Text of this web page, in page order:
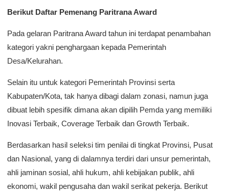
Berikut Daftar Pemenang Paritrana Award
Pada gelaran Paritrana Award tahun ini terdapat penambahan
kategori yakni penghargaan kepada Pemerintah
Desa/Kelurahan.
Selain itu untuk kategori Pemerintah Provinsi serta
Kabupaten/Kota, tak hanya dibagi dalam zonasi, namun juga
dibuat lebih spesifik dimana akan dipilih Pemda yang memiliki
Inovasi Terbaik, Coverage Terbaik dan Growth Terbaik.
Berdasarkan hasil seleksi tim penilai di tingkat Provinsi, Pusat
dan Nasional, yang di dalamnya terdiri dari unsur pemerintah,
ahli jaminan sosial, ahli hukum, ahli kebijakan publik, ahli
ekonomi, wakil pengusaha dan wakil serikat pekerja. Berikut